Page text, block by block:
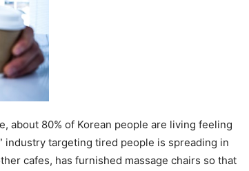
about 80% of Korean people are living feeling
industry targeting tired people is spreading in
cafes, has furnished massage chairs so that